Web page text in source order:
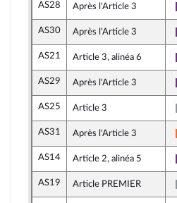
AS28 Après l'Article 3
AS30 Après l'Article 3
AS21 Article 3, alinéa 6
AS29 Après l'Article 3
AS25 Article 3
AS31 Après l'Article 3
AS14 Article 2, alinéa 5
AS19 Article PREMIER